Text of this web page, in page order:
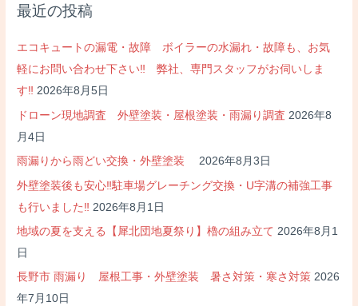
最近の投稿
エコキュートの漏電・故障 ボイラーの水漏れ・故障も、お気
軽にお問い合わせ下さい‼ 弊社、専門スタッフがお伺いしま
す‼ 2026年8月5日
ドローン現地調査 外壁塗装・屋根塗装・雨漏り調査 2026年8
月4日
雨漏りから雨どい交換・外壁塗装 2026年8月3日
外壁塗装後も安心‼駐車場グレーチング交換・U字溝の補強工事
も行いました‼ 2026年8月1日
地域の夏を支える【犀北団地夏祭り】櫓の組み立て 2026年8月1
日
長野市 雨漏り 屋根工事・外壁塗装 暑さ対策・寒さ対策 2026
年7月10日
ゲ